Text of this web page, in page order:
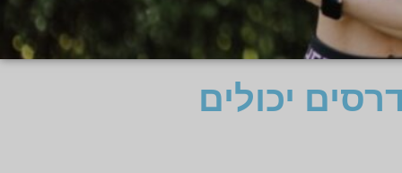
יכולים